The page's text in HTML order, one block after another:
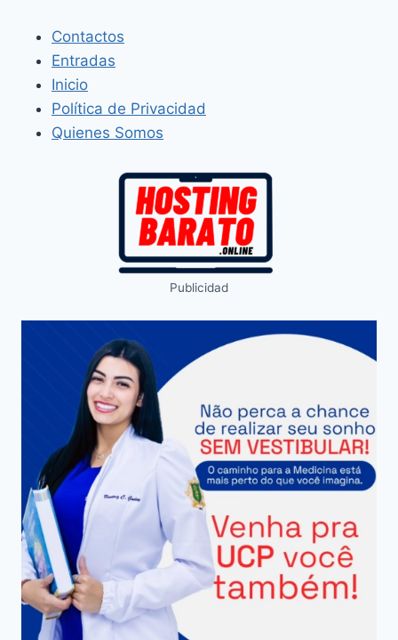
Contactos
Entradas
Inicio
Política de Privacidad
Quienes Somos
Publicidad